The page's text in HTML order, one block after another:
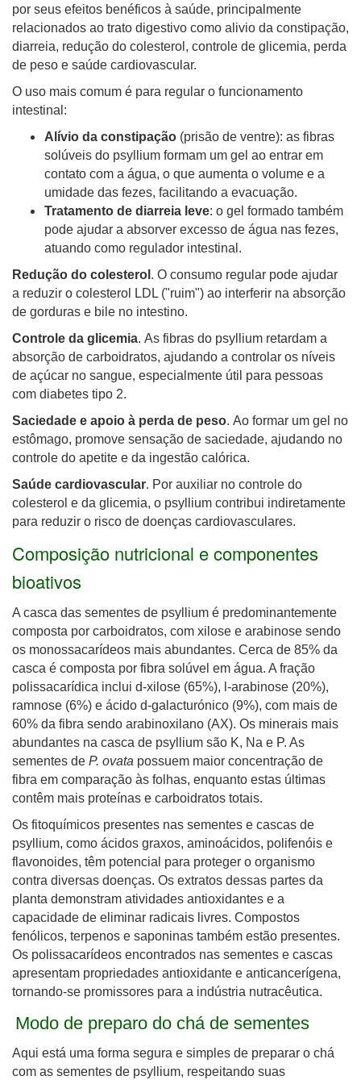
por seus efeitos benéficos à saúde, principalmente
relacionados ao trato digestivo como alivio da constipação,
diarreia, redução do colesterol, controle de glicemia, perda
de peso e saúde cardiovascular.
O uso mais comum é para regular o funcionamento
intestinal:
Alívio da constipação (prisão de ventre): as fibras
solúveis do psyllium formam um gel ao entrar em
contato com a água, o que aumenta o volume e a
umidade das fezes, facilitando a evacuação.
Tratamento de diarreia leve: o gel formado também
pode ajudar a absorver excesso de água nas fezes,
atuando como regulador intestinal.
Redução do colesterol . O consumo regular pode ajudar
a reduzir o colesterol LDL ("ruim") ao interferir na absorção
de gorduras e bile no intestino.
Controle da glicemia. As fibras do psyllium retardam a
absorção de carboidratos, ajudando a controlar os níveis
de açúcar no sangue, especialmente útil para pessoas
com diabetes tipo 2.
Saciedade e apoio à perda de peso. Ao formar um gel no
estômago, promove sensação de saciedade, ajudando no
controle do apetite e da ingestão calórica.
Saúde cardiovascular. Por auxiliar no controle do
colesterol e da glicemia, o psyllium contribui indiretamente
para reduzir o risco de doenças cardiovasculares.
Composição nutricional e componentes
bioativos
A casca das sementes de psyllium é predominantemente
composta por carboidratos, com xilose e arabinose sendo
os monossacarídeos mais abundantes. Cerca de 85% da
casca é composta por fibra solúvel em água. A fração
polissacarídica inclui d-xilose (65%), l-arabinose (20%),
ramnose (6%) e ácido d-galacturónico (9%), com mais de
60% da fibra sendo arabinoxilano (AX). Os minerais mais
abundantes na casca de psyllium são K, Na e P. As
sementes de P. ovata possuem maior concentração de
fibra em comparação às folhas, enquanto estas últimas
contêm mais proteínas e carboidratos totais.
Os fitoquímicos presentes nas sementes e cascas de
psyllium, como ácidos graxos, aminoácidos, polifenóis e
flavonoides, têm potencial para proteger o organismo
contra diversas doenças. Os extratos dessas partes da
planta demonstram atividades antioxidantes e a
capacidade de eliminar radicais livres. Compostos
fenólicos, terpenos e saponinas também estão presentes.
Os polissacarídeos encontrados nas sementes e cascas
apresentam propriedades antioxidante e anticancerígena,
tornando-se promissores para a indústria nutracêutica.
Modo de preparo do chá de sementes
Aqui está uma forma segura e simples de preparar o chá
com as sementes de psyllium, respeitando suas